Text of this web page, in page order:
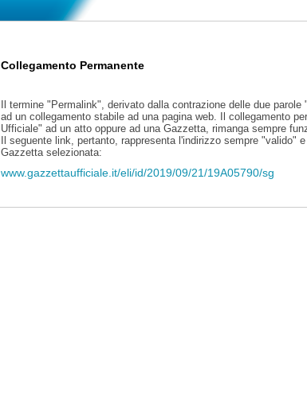
Collegamento Permanente
Il termine "Permalink", derivato dalla contrazione delle due parole
ad un collegamento stabile ad una pagina web. Il collegamento
Ufficiale" ad un atto oppure ad una Gazzetta, rimanga sempre
Il seguente link, pertanto, rappresenta l'indirizzo sempre
Gazzetta selezionata:
www.gazzettaufficiale.it/eli/id/2019/09/21/19A05790/sg